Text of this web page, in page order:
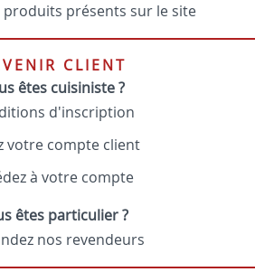
produits présents sur le site
CLIENT
êtes cuisiniste ?
d'inscription
votre compte client
à votre compte
êtes particulier ?
nos revendeurs